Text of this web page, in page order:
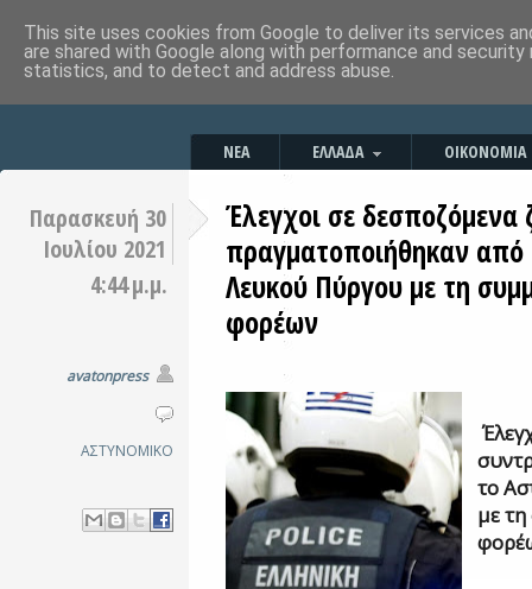
ΝΕΑ ΕΛΛΑΔΑ ΟΙΚΟΝΟΜΙΑ
Παρασκευή 30
Ιουλίου 2021
4:44 μ.μ.
avatonpress
ΑΣΤΥΝΟΜΙΚΟ
Έλεγχοι σε
πραγματοποιήθηκαν από
Λευκού Πύργου με τη
φορέων
το
με
This site uses cookies from Google to deliver its services
are shared with Google along with performance and
statistics, and to detect and address abuse.